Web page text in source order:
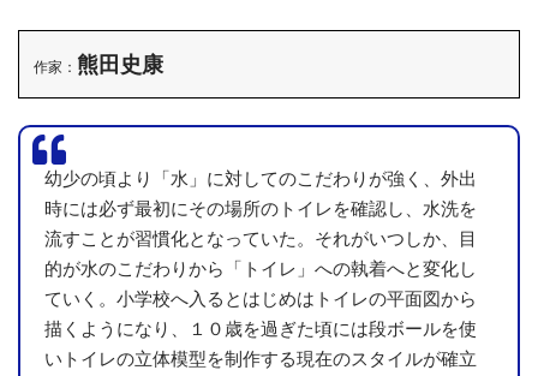
作家： 熊田史康
幼少の頃より「水」に対してのこだわりが強く、外出
時には必ず最初にその場所のトイレを確認し、水洗を
流すことが習慣化となっていた。それがいつしか、目
的が水のこだわりから「トイレ」への執着へと変化し
ていく。小学校へ入るとはじめはトイレの平面図から
描くようになり、１０歳を過ぎた頃には段ボールを使
いトイレの立体模型を制作する現在のスタイルが確立